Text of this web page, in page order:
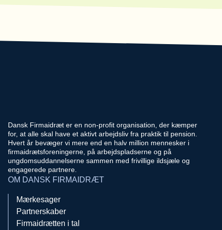
Dansk Firmaidræt er en non-profit organisation, der kæmper
for, at alle skal have et aktivt arbejdsliv fra praktik til pension.
Hvert år bevæger vi mere end en halv million mennesker i
firmaidrætsforeningerne, på arbejdspladserne og på
ungdomsuddannelserne sammen med frivillige ildsjæle og
engagerede partnere.
OM DANSK FIRMAIDRÆT
Mærkesager
Partnerskaber
Firmaidrætten i tal